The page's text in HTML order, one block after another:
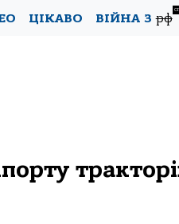
ЦІКАВО ВІЙНА Зрф